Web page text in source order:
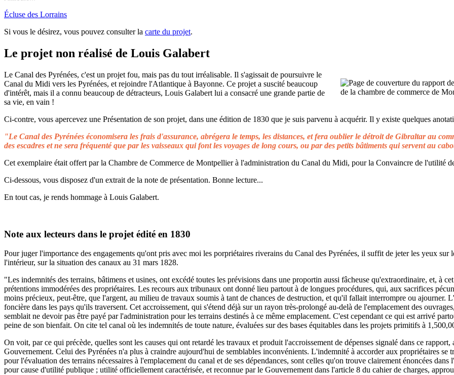
Écluse des Lorrains
Si vous le désirez, vous pouvez consulter la carte du projet.
Le projet non réalisé de Louis Galabert
Le Canal des Pyrénées, c'est un projet fou, mais pas du tout irréalisable. Il s'agissait de poursuivre le
Canal du Midi vers les Pyrénées, et rejoindre l'Atlantique à Bayonne. Ce projet a suscité beaucoup
d'intérêt, mais il a connu beaucoup de détracteurs, Louis Galabert lui a consacré une grande partie de
sa vie, en vain !
Ci-contre, vous apercevez une Présentation de son projet, dans une édition de 1830 que je suis parvenu à acquérir. Il y existe quelques
"Le Canal des Pyrénées économisera les frais d'assurance, abrégera le temps, les distances, et fera oublier le détroit de Gibraltar au
des escadres et ne sera fréquenté que par les vaisseaux qui font les voyages de long cours, ou par des petits bâtiments qui servent au
Cet exemplaire était offert par la Chambre de Commerce de Montpellier à l'administration du Canal du Midi, pour la Convaincre de l'utilité
Ci-dessous, vous disposez d'un extrait de la note de présentation. Bonne lecture...
En tout cas, je rends hommage à Louis Galabert.
Note aux lecteurs dans le projet édité en 1830
Pour juger l'importance des engagements qu'ont pris avec moi les porpriétaires riverains du Canal des Pyrénées, il suffit de jeter les yeux
l'intérieur, sur la situation des canaux au 31 mars 1828.
"Les indemnités des terrains, bâtimens et usines, ont excédé toutes les prévisions dans une proportin aussi fâcheuse qu'extraordinaire, et, à
prétentions immodérées des propriétaires. Les recours aux tribunaux ont donné lieu partout à de longues procédures, qui, aux sacrifices
moins précieux, peut-être, que l'argent, au milieu de travaux soumis à tant de chances de destruction, et qu'il fallait interrompre ou ajourner.
foncière dans les pays qu'ils traversent. Cet accroissement, qui s'étend déjà sur un rayon très-prolongé au-delà de l'emplacement des
semblait ne devoir pas être payé par l'administration pour les terrains destinés à ce même emplacement. C'est cependant ce qui est arrivé
peine de son bienfait. On cite tel canal où les indemnités de toute nature, évaluées sur des bases équitables dans les projets primitifs à
On voit, par ce qui précède, quelles sont les causes qui ont retardé les travaux et produit l'accroissement de dépenses signalé dans ce
Gouvernement. Celui des Pyrénées n'a plus à craindre aujourd'hui de semblables inconvénients. L'indemnité à accorder aux propriétaires se
pour l'évaluation des terrains nécessaires à l'emplacement du canal et de ses dépendances, sont celles qu'on trouve clairement énoncées
pour cause d'utilité publique ; utilité officiellement caractérisée, et reconnue par le Gouvernement dans l'article 8 du cahier de charges,